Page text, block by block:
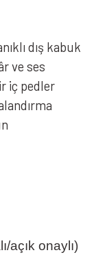
dış kabuk
ve ses
iç pedler
açık onaylı)